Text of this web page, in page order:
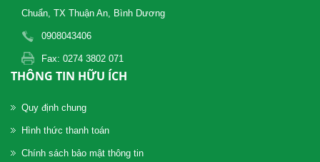
Chuẩn, TX Thuận An, Bình Dương
0908043406
Fax: 0274 3802 071
THÔNG TIN HỮU ÍCH
Quy định chung
Hình thức thanh toán
Chính sách bảo mật thông tin